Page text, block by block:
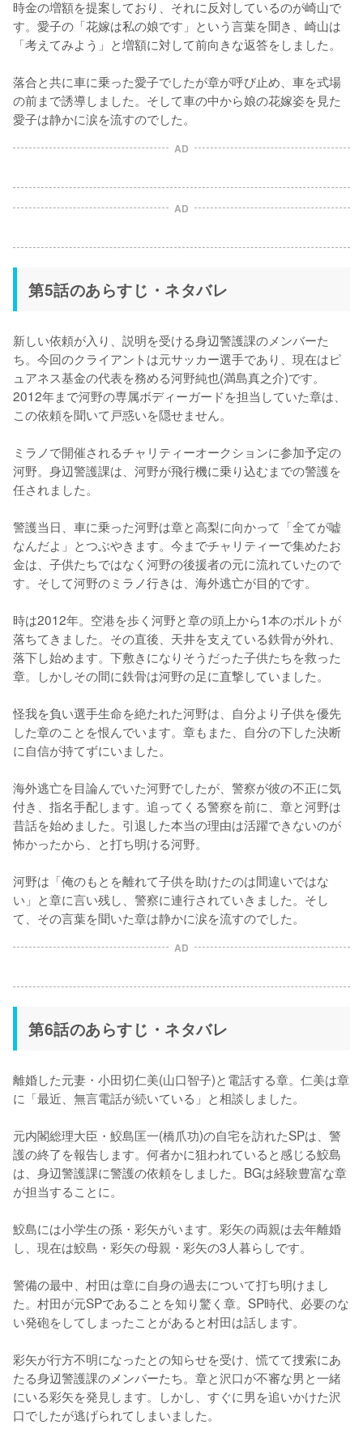
時金の増額を提案しており、それに反対しているのが崎山で
す。愛子の「花嫁は私の娘です」という言葉を聞き、崎山は
「考えてみよう」と増額に対して前向きな返答をしました。
落合と共に車に乗った愛子でしたが章が呼び止め、車を式場
の前まで誘導しました。そして車の中から娘の花嫁姿を見た
愛子は静かに涙を流すのでした。
AD
AD
第5話のあらすじ・ネタバレ
新しい依頼が入り、説明を受ける身辺警護課のメンバーた
ち。今回のクライアントは元サッカー選手であり、現在はピ
ュアネス基金の代表を務める河野純也(満島真之介)です。
2012年まで河野の専属ボディーガードを担当していた章は、
この依頼を聞いて戸惑いを隠せません。
ミラノで開催されるチャリティーオークションに参加予定の
河野。身辺警護課は、河野が飛行機に乗り込むまでの警護を
任されました。
警護当日、車に乗った河野は章と高梨に向かって「全てが嘘
なんだよ」とつぶやきます。今までチャリティーで集めたお
金は、子供たちではなく河野の後援者の元に流れていたので
す。そして河野のミラノ行きは、海外逃亡が目的です。
時は2012年。空港を歩く河野と章の頭上から1本のボルトが
落ちてきました。その直後、天井を支えている鉄骨が外れ、
落下し始めます。下敷きになりそうだった子供たちを救った
章。しかしその間に鉄骨は河野の足に直撃していました。
怪我を負い選手生命を絶たれた河野は、自分より子供を優先
した章のことを恨んでいます。章もまた、自分の下した決断
に自信が持てずにいました。
海外逃亡を目論んでいた河野でしたが、警察が彼の不正に気
付き、指名手配します。追ってくる警察を前に、章と河野は
昔話を始めました。引退した本当の理由は活躍できないのが
怖かったから、と打ち明ける河野。
河野は「俺のもとを離れて子供を助けたのは間違いではな
い」と章に言い残し、警察に連行されていきました。そし
て、その言葉を聞いた章は静かに涙を流すのでした。
AD
第6話のあらすじ・ネタバレ
離婚した元妻・小田切仁美(山口智子)と電話する章。仁美は章
に「最近、無言電話が続いている」と相談しました。
元内閣総理大臣・鮫島匡一(橋爪功)の自宅を訪れたSPは、警
護の終了を報告します。何者かに狙われていると感じる鮫島
は、身辺警護課に警護の依頼をしました。BGは経験豊富な章
が担当することに。
鮫島には小学生の孫・彩矢がいます。彩矢の両親は去年離婚
し、現在は鮫島・彩矢の母親・彩矢の3人暮らしです。
警備の最中、村田は章に自身の過去について打ち明けまし
た。村田が元SPであることを知り驚く章。SP時代、必要のな
い発砲をしてしまったことがあると村田は話します。
彩矢が行方不明になったとの知らせを受け、慌てて捜索にあ
たる身辺警護課のメンバーたち。章と沢口が不審な男と一緒
にいる彩矢を発見します。しかし、すぐに男を追いかけた沢
口でしたが逃げられてしまいました。